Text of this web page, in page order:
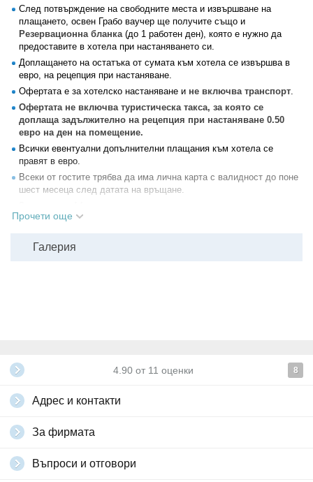
След потвърждение на свободните места и извършване на
плащането, освен Грабо ваучер ще получите също и
Резервационна бланка(до 1 работен ден), която е нужно да
предоставите в хотела при настаняването си.
Доплащането на остатъка от сумата към хотела се извършва в
евро, на рецепция при настаняване.
Офертата е за хотелско настаняване и не включва транспорт.
Офертата не включва туристическа такса, за която се
доплаща задължително на рецепция при настаняване 0.50
евро на ден на помещение.
Всички евентуални допълнителни плащания към хотела се
правят в евро.
Всеки от гостите трябва да има лична карта с валидност до поне
шест месеца след датата на връщане.
паспорт. За деца до 18г, които пътуват без двамата родители, е
на страната.
Прочети още
Галерия
4.90 от 11 оценки 8
Адрес и контакти
За фирмата
Въпроси и отговори